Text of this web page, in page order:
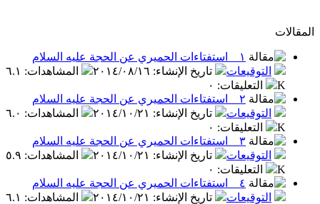
المقالات
١ _ استفتاءات الحميري عن الحجة عليه السلام
التوقيعات
تاريخ الإنشاء: ٢٠١٤/٠٨/١٦ المشاهدات: ٦.١
K
التعليقات: ٠
٢ _ استفتاءات الحميري عن الحجة عليه السلام
التوقيعات
تاريخ الإنشاء: ٢٠١٤/١٠/٢١ المشاهدات: ٦.٠
K
التعليقات: ٠
٣ _ استفتاءات الحميري عن الحجة عليه السلام
التوقيعات
تاريخ الإنشاء: ٢٠١٤/١٠/٢١ المشاهدات: ٥.٩
K
التعليقات: ٠
٤ _ استفتاءات الحميري عن الحجة عليه السلام
التوقيعات
تاريخ الإنشاء: ٢٠١٤/١٠/٢١ المشاهدات: ٦.١